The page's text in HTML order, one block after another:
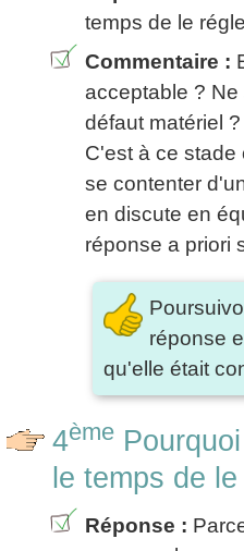
temps de le
Commentaire :
acceptable ?
défaut matériel ?
C'est à ce stade
se contenter
en discute en
réponse a priori
réponse
qu'elle était
4ème
le temps de
Réponse :